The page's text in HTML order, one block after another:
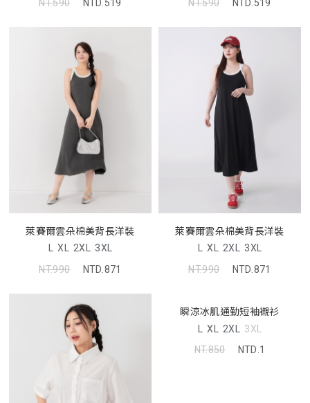
NT.590 NTD.519 NT.590 NTD.519
萊賽爾雲朵棉美背長洋裝
L XL 2XL 3XL
NT.990
NTD.871
萊賽爾雲朵棉美背長洋裝
L XL 2XL 3XL
NT.990
NTD.871
瞬涼冰肌通勤短袖襯衫
L XL 2XL 3XL
NT.850
NTD.1